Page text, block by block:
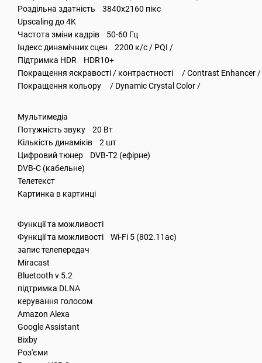
Роздільна здатність 3840x2160 пікс
Upscaling до 4K
Частота зміни кадрів 50-60 Гц
Індекс динамічних сцен 2200 к/с / PQI /
Підтримка HDR HDR10+
Покращення яскравості / контрастності / Contrast Enhancer /
Покращення кольору / Dynamic Crystal Color /
Мультимедіа
Потужність звуку 20 Вт
Кількість динаміків 2 шт
Цифровий тюнер DVB-T2 (ефірне)
DVB-C (кабельне)
Телетекст
Картинка в картинці
Функції та можливості
Функції та можливості Wi-Fi 5 (802.11ac)
запис телепередач
Miracast
Bluetooth v 5.2
підтримка DLNA
керування голосом
Amazon Alexa
Google Assistant
Bixby
Роз'єми